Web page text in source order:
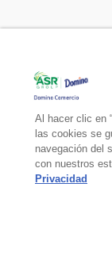
Al hacer clic en
las cookies se
navegación del
con nuestros
Privacidad